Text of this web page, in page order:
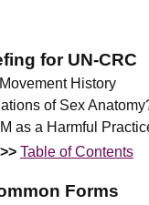
for UN-CRC
History
of Sex
as a Harmful
Table of Contents
Forms